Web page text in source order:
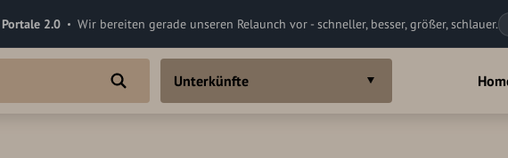
Portale 2.0 Wir bereiten gerade unseren Relaunch vor - schneller, besser, größer, schlauer.
Unterkünfte